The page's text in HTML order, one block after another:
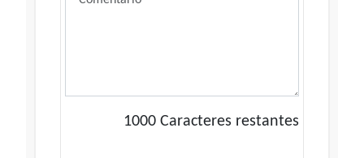
1000 Caracteres restantes